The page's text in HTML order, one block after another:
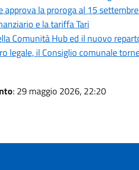
approva la proroga al 15
e la tariffa Tari
Comunità Hub ed il nuovo
legale, il Consiglio comunale
: 29 maggio 2026, 22:20